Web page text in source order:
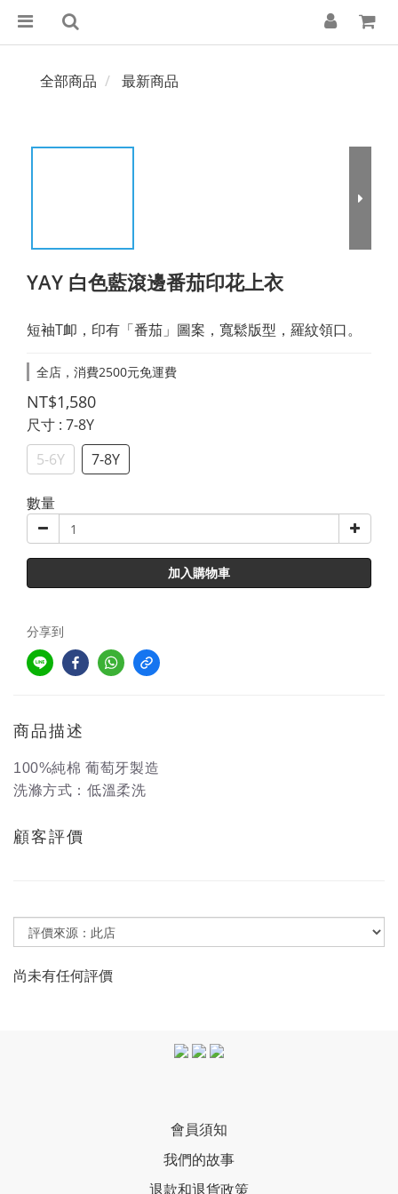
全部商品 最新商品
YAY 白色藍滾邊番茄印花上衣
短袖T卹，印有「番茄」圖案，寬鬆版型，羅紋領口。
全店，消費2500元免運費
NT$1,580
尺寸 : 7-8Y
5-6Y
7-8Y
數量
加入購物車
分享到
商品描述
100%純棉 葡萄牙製造
洗滌方式：低溫柔洗
顧客評價
尚未有任何評價
會員須知
我們的故事
退款和退貨政策